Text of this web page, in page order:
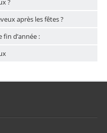
?
après les fêtes ?
d’année :